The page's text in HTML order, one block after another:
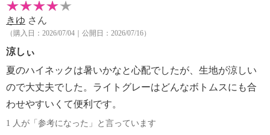
・中国製
きゆ さん
（購入日：2026/07/04｜公開日：2026/07/16）
涼しぃ
夏のハイネックは暑いかなと心配でしたが、生地が涼しい
ので大丈夫でした。ライトグレーはどんなボトムスにも合
わせやすいくて便利です。
1 人が「参考になった」と言っています